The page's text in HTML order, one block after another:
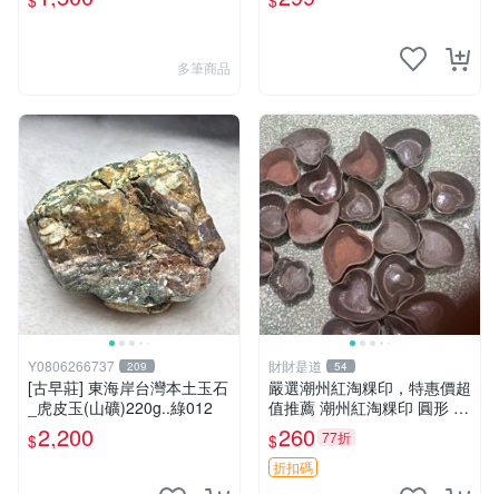
多筆商品
玉血絲碧玉油質虎斑魚卵碧玉
寶藏首飾寶石珠寶首飾壽山石
Y0806266737 209
[古早莊] 東海岸台灣本土玉石
_虎皮玉(山礦)220g..綠012
$2,200
財財是道 54
嚴選潮州紅淘粿印，特惠價超
值推薦 潮州紅淘粿印 圓形 淀
粉 印模 菜餚
$260 77折
折扣碼